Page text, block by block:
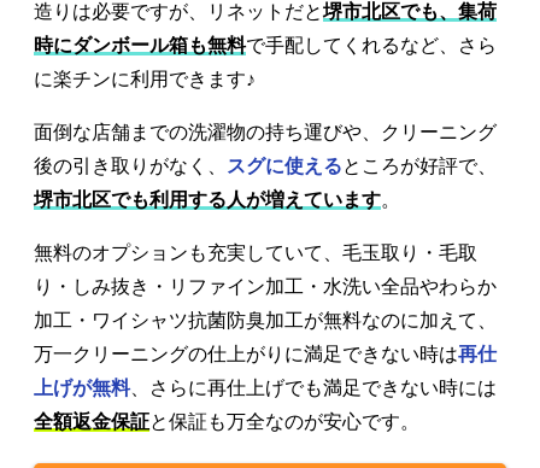
造りは必要ですが、リネットだと堺市北区でも、集荷
時にダンボール箱も無料で手配してくれるなど、さら
に楽チンに利用できます♪
面倒な店舗までの洗濯物の持ち運びや、クリーニング
後の引き取りがなく、
スグに使えるところが好評で、
堺市北区でも利用する人が増えています。
無料のオプションも充実していて、毛玉取り・毛取
り・しみ抜き・リファイン加工・水洗い全品やわらか
加工・ワイシャツ抗菌防臭加工が無料なのに加えて、
万一クリーニングの仕上がりに満足できない時は再仕
上げが無料、さらに再仕上げでも満足できない時には
全額返金保証と保証も万全なのが安心です。